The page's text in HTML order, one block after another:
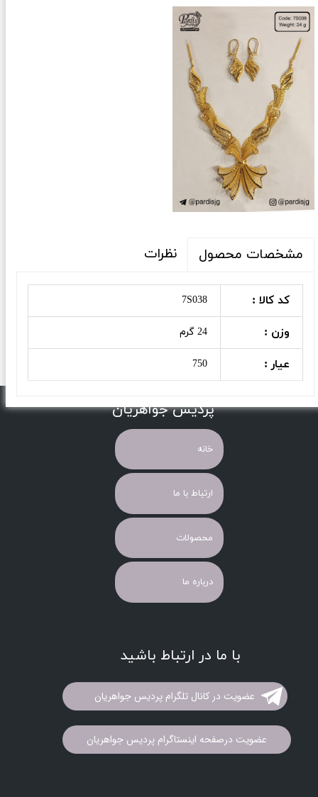
مشخصات محصول نظرات
کد کالا : 7S038
وزن : 24 گرم
عیار : 750
پردیس جواهریان
خانه
ارتباط با ما
محصولات
درباره ما
با ما در ارتباط باشید
عضویت در کانال تلگرام پردیس جواهریان
عضویت درصفحه اینستاگرام پردیس جواهریان